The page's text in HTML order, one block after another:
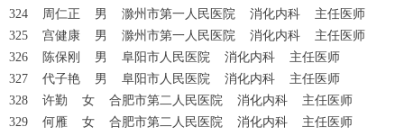
324 周仁正 男 滁州市第一人民医院 消化内科 主任医师
325 宫健康 男 滁州市第一人民医院 消化内科 主任医师
326 陈保刚 男 阜阳市人民医院 消化内科 主任医师
327 代子艳 男 阜阳市人民医院 消化内科 主任医师
328 许勤 女 合肥市第二人民医院 消化内科 主任医师
329 何雁 女 合肥市第二人民医院 消化内科 主任医师